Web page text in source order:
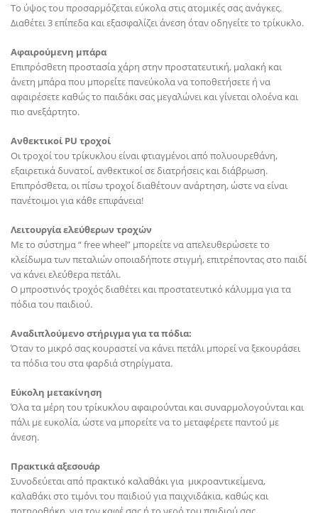
Το ύψος του προσαρμόζεται εύκολα στις ατομικές σας ανάγκες.
Διαθέτει 3 επίπεδα και εξασφαλίζει άνεση όταν οδηγείτε το τρίκυκλο.
Αφαιρούμενη μπάρα
Επιπρόσθετη προστασία χάρη στην προστατευτική, μαλακή και
άνετη μπάρα που μπορείτε πανεύκολα να τοποθετήσετε ή να
αφαιρέσετε καθώς το παιδάκι σας μεγαλώνει και γίνεται ολοένα και
πιο ανεξάρτητο.
Ανθεκτικοί PU τροχοί
Οι τροχοί του τρίκυκλου είναι φτιαγμένοι από πολυουρεθάνη,
εξαιρετικά δυνατοί, ανθεκτικοί σε διατρήσεις και διάβρωση.
Επιπρόσθετα, οι πίσω τροχοί διαθέτουν ανάρτηση, ώστε να είναι
πανέτοιμοι για κάθε επιφάνεια!
Λειτουργία ελεύθερων τροχών
Με το σύστημα “ free wheel” μπορείτε να απελευθερώσετε το
κλείδωμα των πεταλιών οποιαδήποτε στιγμή, επιτρέποντας στο παιδί
να κάνει ελεύθερα πετάλι.
Ο μπροστινός τροχός διαθέτει και προστατευτικό κάλυμμα για τα
πόδια του παιδιού.
Αναδιπλούμενο στήριγμα για τα πόδια:
Όταν το μικρό σας κουραστεί να κάνει πετάλι μπορεί να ξεκουράσει
τα πόδια του στα φαρδιά στηρίγματα.
Εύκολη μετακίνηση
Όλα τα μέρη του τρίκυκλου αφαιρούνται και συναρμολογούνται και
πάλι με ευκολία, ώστε να μπορείτε να το μεταφέρετε παντού με
άνεση.
Πρακτικά αξεσουάρ
Συνοδεύεται από πρακτικό καλαθάκι για μικροαντικείμενα,
καλαθάκι στο τιμόνι του παιδιού για παιχνιδάκια, καθώς και